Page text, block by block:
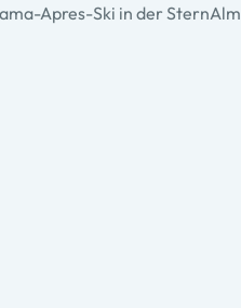
Apres-Ski in der SternAlm